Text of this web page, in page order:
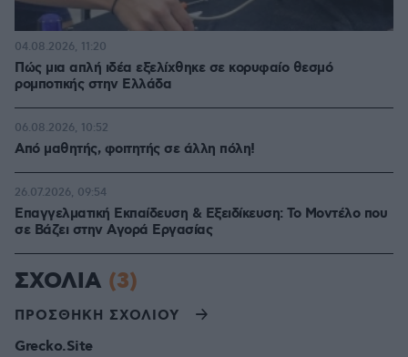
Πώς μια απλή ιδέα εξελίχθηκε σε κορυφαίο θεσμό
ρομποτικής στην Ελλάδα
04.08.2026, 11:20
Από μαθητής, φοιτητής σε άλλη πόλη!
06.08.2026, 10:52
Επαγγελματική Εκπαίδευση & Εξειδίκευση: Το Mοντέλο που
σε Bάζει στην Aγορά Eργασίας
26.07.2026, 09:54
ΣΧΟΛΙΑ (3)
ΠΡΟΣΘΗΚΗ ΣΧΟΛΙΟΥ
Grecko.Site